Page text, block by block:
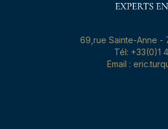
69,rue Sainte-Anne -
Tél: +33(0)1
Email :